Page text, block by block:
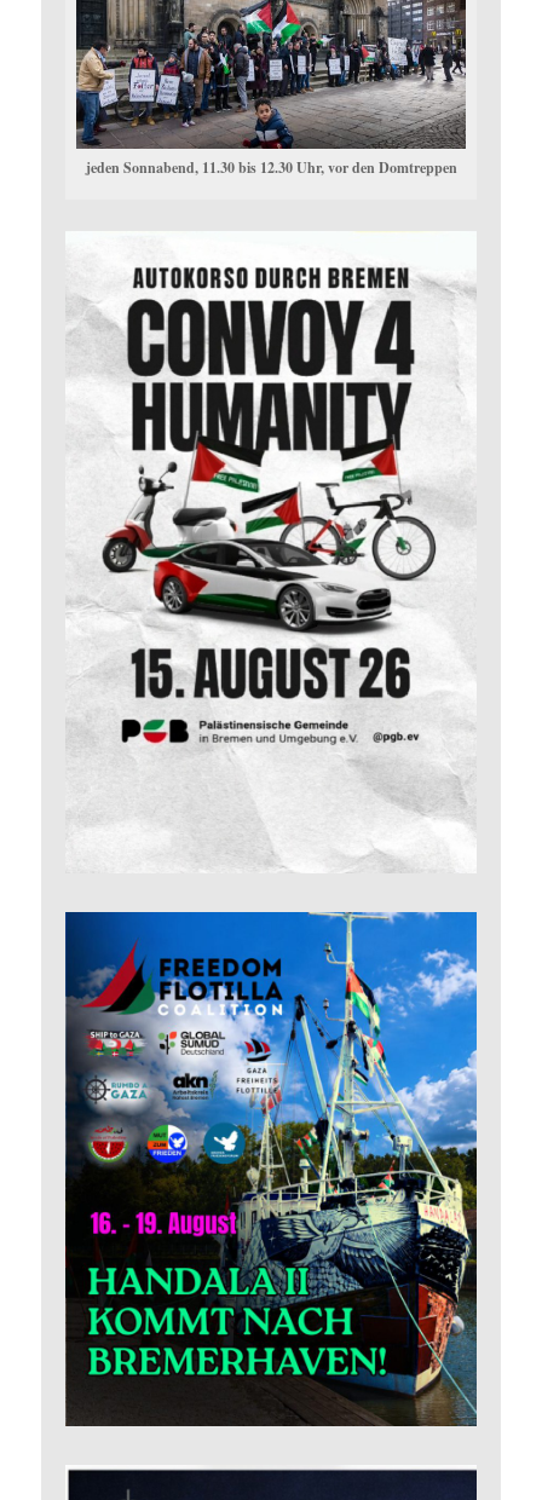
jeden Sonnabend, 11.30 bis 12.30 Uhr, vor den Domtreppen